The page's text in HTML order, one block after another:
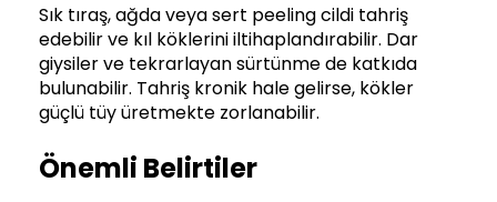
Sık tıraş, ağda veya sert peeling cildi tahriş
edebilir ve kıl köklerini iltihaplandırabilir. Dar
giysiler ve tekrarlayan sürtünme de katkıda
bulunabilir. Tahriş kronik hale gelirse, kökler
güçlü tüy üretmekte zorlanabilir.
Önemli Belirtiler